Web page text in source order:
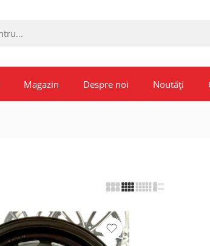
Magazin Despre noi Noutăți